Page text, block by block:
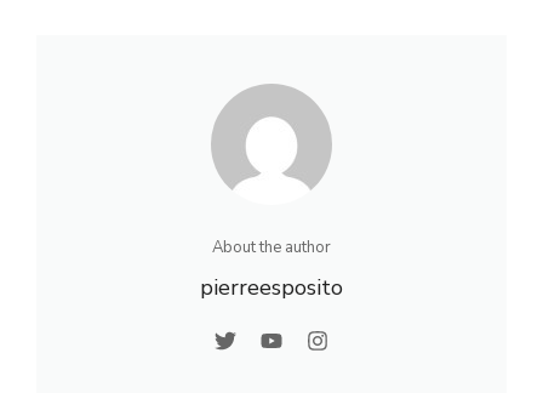
Conseils
About the author
pierreesposito